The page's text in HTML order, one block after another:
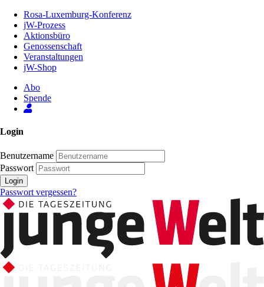
Inhalt
Seite
Rosa-Luxemburg-Konferenz
jW-Prozess
Aktionsbüro
Genossenschaft
Veranstaltungen
jW-Shop
Abo
Spende
Login
Benutzername
Passwort
Login
Passwort vergessen?